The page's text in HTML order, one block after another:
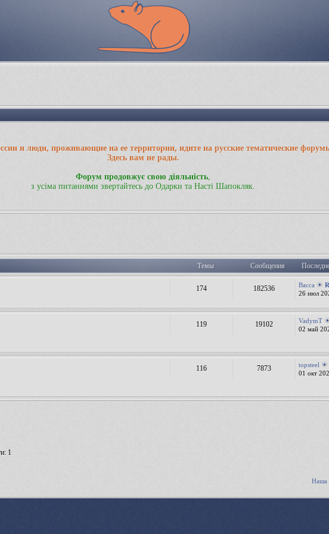
и люди, проживающие на ее территории, идите на русские тематические
Здесь вам не рады.
Форум продовжує свою діяльність
з усіма питаннями звертайтесь до Одарки та Насті Шапокляк.
Темы Сообщения
174 182536 Bacca
26 июл
119 19102 VadymT
02 май
116 7873 topsteel
01 окт
1
Наша